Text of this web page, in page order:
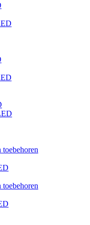
toebehoren
toebehoren